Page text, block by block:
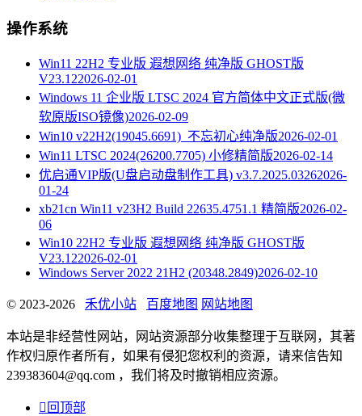
操作系统
Win11 22H2 专业版 遐想网络 纯净版 GHOST版
V23.122026-02-01
Windows 11 企业版 LTSC 2024 官方简体中文正式版(微
软原版ISO镜像)2026-02-09
Win10 v22H2(19045.6691)_不忘初心纯净版2026-02-01
Win11 LTSC 2024(26200.7705) 小修精简版2026-02-14
优启通VIP版(U盘启动盘制作工具) v3.7.2025.03262026-
01-24
xb21cn Win11 v23H2 Build 22635.4751.1 精简版2026-02-
06
Win10 22H2 专业版 遐想网络 纯净版 GHOST版
V23.122026-02-01
Windows Server 2022 21H2 (20348.2849)2026-02-10
© 2023-2026 禾优小站 百度地图 网站地图
本站是非经营性网站，网站资源部分收集整理于互联网，其著
作权归原作者所有，如果有侵犯您权利的资源，请来信告知
239383604@qq.com ，我们将及时撤销相应资源。
 回顶部